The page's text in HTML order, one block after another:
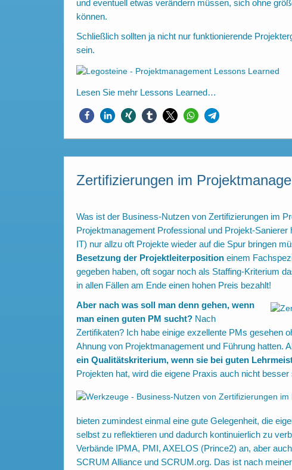
und eventuell etwas verändern müssen, sich ohne
können.
Schließlich sollten ja nicht nur funktionierende
sein.
Lesen Sie mehr Lessons Learned…
Zertifizierungen im
Was ist der Business-Nutzen von Zertifizierungen im
Projektmanagement Professional und Projekt-
IT) nur allzu oft Projekte wieder auf die Spur bringen
Besetzung der Projektleiterposition einem
gegeben haben, oft sogar noch als Staffing-Kriterium
in allen Fällen am Ende einen hohen Preis bezahlt!
Aber nach was soll man denn gehen, wenn
man einen guten PM sucht? Nach
Zertifikaten? Ich habe einige exzellente PMs gesehen
Ahnung von Projektmanagement und Führung hatten.
ein Qualitätskriterium, wenn sie bei guten
Projekten hat, wird die eigene Praxis auch nicht besser
bieten zumindest einmal eine gute Gelegenheit, die
selbst zu reflektieren und dadurch kontinuierlich zu
Verbände IPMA, PMI, AXELOS (Prince2) an, aber
SCRUM Alliance und SCRUM.org. Das ist nach